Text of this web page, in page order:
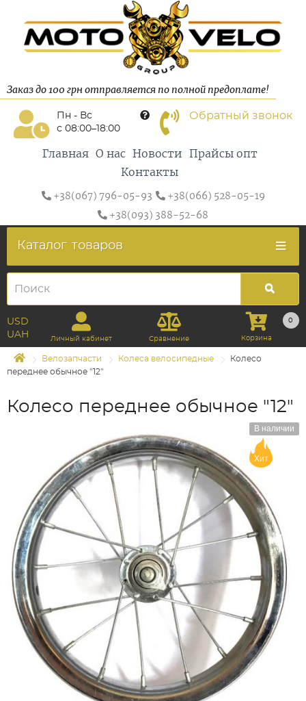
Заказ до 100 грн отправляется по полной предоплате!
Пн - Вс
с 08:00–18:00
Обратный звонок
Главная О нас Новости
Прайсы опт
Контакты
+38(067) 796-05-93
+38(066) 528-05-19
+38(093) 388-52-68
Каталог товаров
USD
UAH
Личный кабинет Сравнение
0
Корзина
Велозапчасти Колеса велосипедные
Колесо
переднее обычное "12"
Колесо переднее обычное "12"
В наличии
Хит